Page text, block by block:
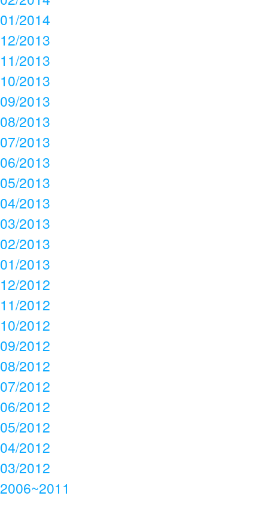
01/2014
12/2013
11/2013
10/2013
09/2013
08/2013
07/2013
06/2013
05/2013
04/2013
03/2013
02/2013
01/2013
12/2012
11/2012
10/2012
09/2012
08/2012
07/2012
06/2012
05/2012
04/2012
03/2012
2006~2011